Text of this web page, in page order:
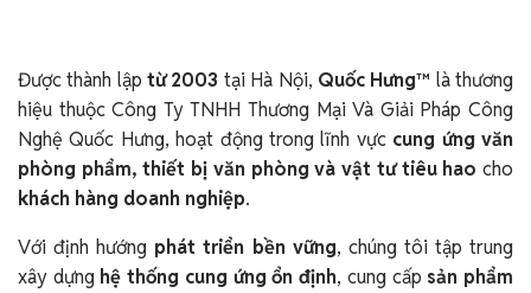
Được thành lậptừ 2003 tại Hà Nội, Quốc Hưng™ là thương
hiệu thuộc Công Ty TNHH Thương Mại Và Giải Pháp Công
Nghệ Quốc Hưng, hoạt động trong lĩnh vực cung ứng văn
phòng phẩm, thiết bị văn phòng và vật tư tiêu hao cho
khách hàng doanh nghiệp.
Với định hướng phát triển bền vững, chúng tôi tập trung
xây dựng hệ thống cung ứng ổn định, cung cấp sản phẩm